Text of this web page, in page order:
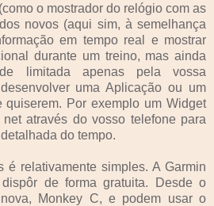
o mostrador do relógio com as
novos (aqui sim, à semelhança
em tempo real e mostrar
durante um treino, mas ainda
limitada apenas pela vossa
uma Aplicação ou um
Por exemplo um Widget
através do vosso telefone para
do tempo.
é relativamente simples. A Garmin
de forma gratuita. Desde o
Monkey C, e podem usar o